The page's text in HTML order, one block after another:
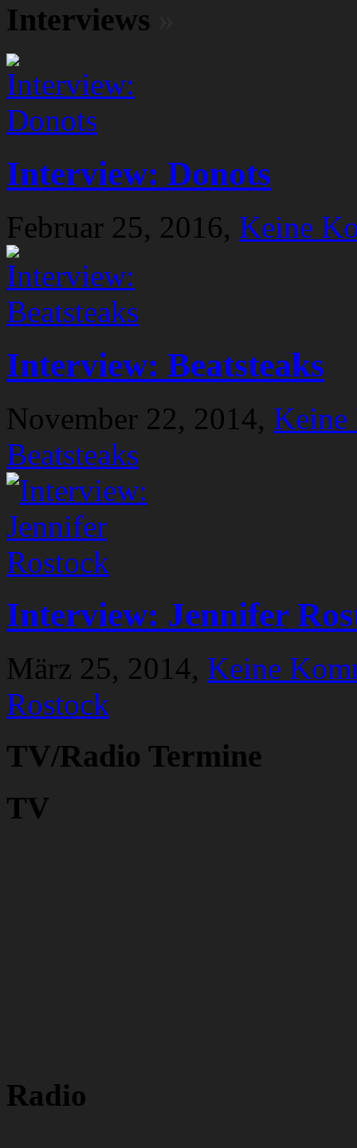
Interviews
Interview: Donots
Februar 25, 2016, Keine
Interview: Beatsteaks
November 22, 2014, Keine
Beatsteaks
Interview: Jennifer
März 25, 2014, Keine
Rostock
TV/Radio Termine
TV
Radio